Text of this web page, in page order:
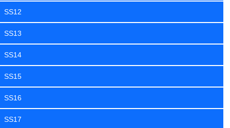
SS12
SS13
SS14
SS15
SS16
SS17